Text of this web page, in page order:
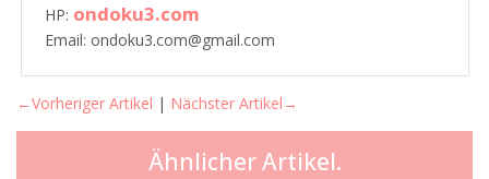
HP: ondoku3.com
Email: ondoku3.com@gmail.com
←Vorheriger Artikel | Nächster Artikel→
Ähnlicher Artikel.